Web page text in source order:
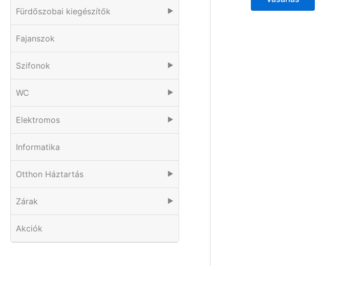
Fürdőszobai kiegészítők ▶
Fajanszok
Szifonok ▶
WC ▶
Elektromos ▶
Informatika
Otthon Háztartás ▶
Zárak ▶
Akciók